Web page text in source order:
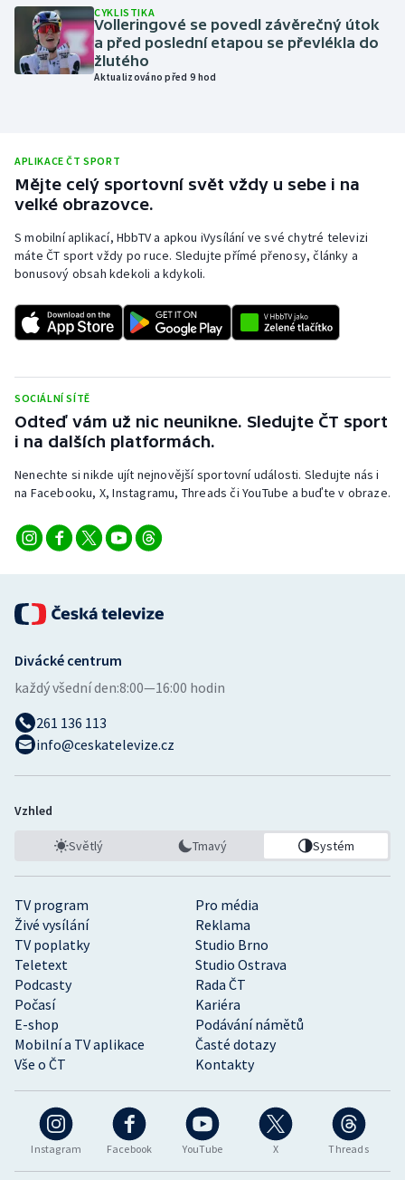
Parasport
Plavání
Ragby
Rychlobruslení
Rychlostní kanoistika
Sportovní střelba
Stolní tenis
Triatlon
Veslování
Volejbal
Ostatní
CYKLISTIKA
Volleringové se povedl závěrečný útok
a před poslední etapou se převlékla do
žlutého
Aktualizováno před 9 hod
APLIKACE ČT SPORT
Mějte celý sportovní svět vždy u sebe i na
velké obrazovce.
S mobilní aplikací, HbbTV a apkou iVysílání ve své chytré televizi
máte ČT sport vždy po ruce. Sledujte přímé přenosy, články a
bonusový obsah kdekoli a kdykoli.
SOCIÁLNÍ SÍTĚ
Odteď vám už nic neunikne. Sledujte ČT sport
i na dalších platformách.
Nenechte si nikde ujít nejnovější sportovní události. Sledujte nás i
na Facebooku, X, Instagramu, Threads či YouTube a buďte v obraze.
Instagram Facebook YouTube X Threads
TV program
Pro média
Živé vysílání
Reklama
TV poplatky
Studio Brno
Teletext
Studio Ostrava
Podcasty
Rada ČT
Počasí
Kariéra
E-shop
Podávání námětů
Mobilní a TV aplikace
Časté dotazy
Vše o ČT
Kontakty
Divácké centrum
každý všední den:8:00—16:00 hodin
261 136 113
info@ceskatelevize.cz
Vzhled
Světlý Tmavý Systém